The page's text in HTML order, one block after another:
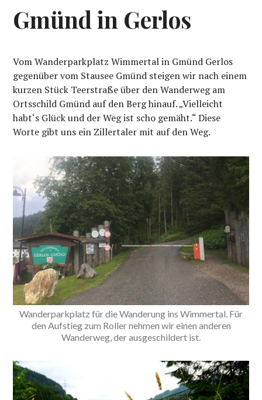
Gmünd in Gerlos
Vom Wanderparkplatz Wimmertal in Gmünd Gerlos
gegenüber vom Stausee Gmünd steigen wir nach einem
kurzen Stück Teerstraße über den Wanderweg am
Ortsschild Gmünd auf den Berg hinauf. „Vielleicht
habt‘s Glück und der Weg ist scho gemäht.“ Diese
Worte gibt uns ein Zillertaler mit auf den Weg.
Wanderparkplatz für die Wanderung ins Wimmertal. Für
den Aufstieg zum Roller nehmen wir einen anderen
Wanderweg, der ausgeschildert ist.